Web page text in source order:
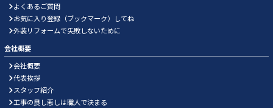
よくあるご質問
お気に入り登録（ブックマーク）してね
外装リフォームで失敗しないために
会社概要
会社概要
代表挨拶
スタッフ紹介
工事の良し悪しは職人で決まる